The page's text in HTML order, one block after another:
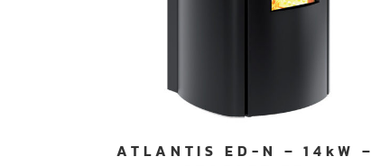
ATLANTIS ED-N – 14kW –